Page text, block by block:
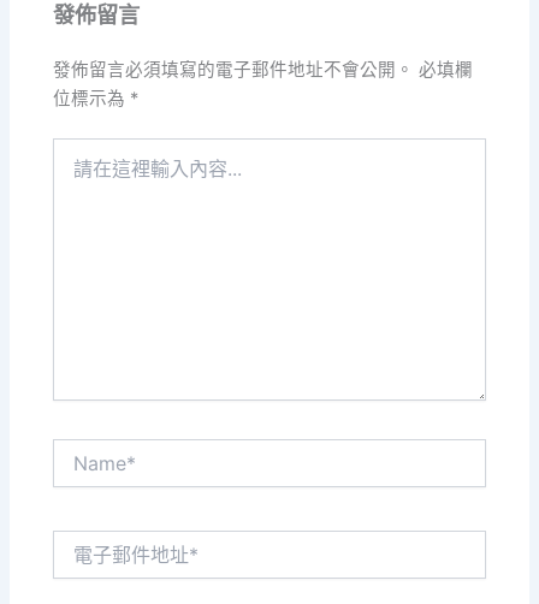
發佈留言
發佈留言必須填寫的電子郵件地址不會公開。 必填欄
位標示為 *